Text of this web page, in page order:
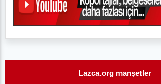
Lazca.org manşetler